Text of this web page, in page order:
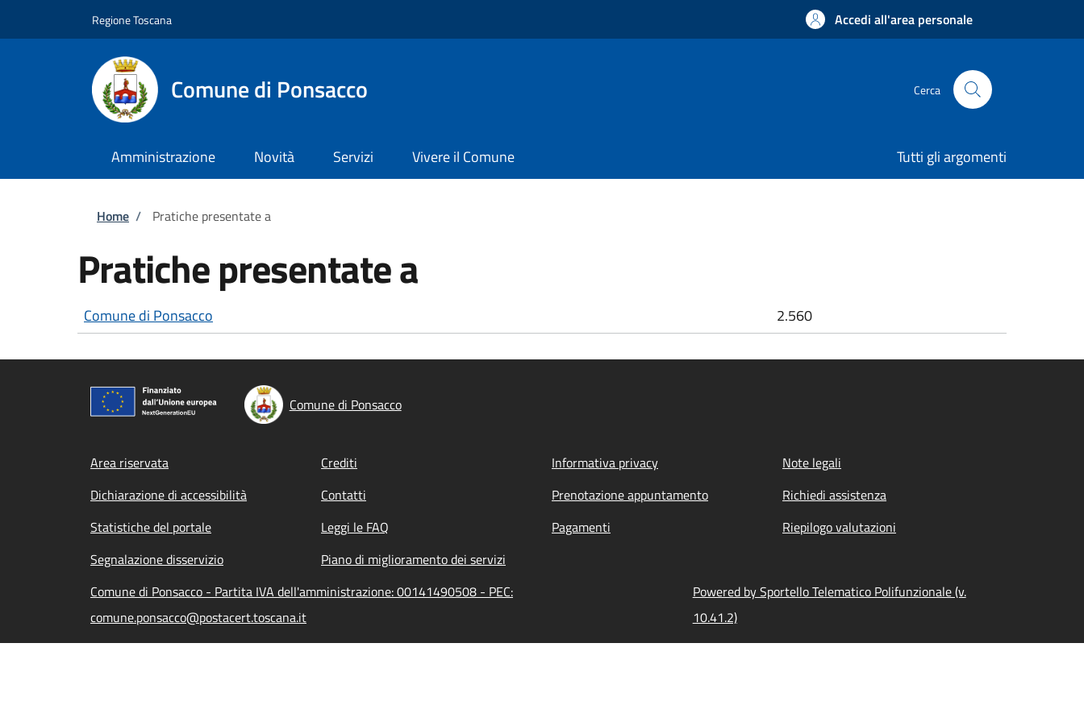
Regione Toscana Accedi all'area personale
Comune di Ponsacco Cerca
Amministrazione Novità Servizi Vivere il Comune Tutti gli argomenti
Briciole di pane
Home / Pratiche presentate a
Pratiche presentate a
Comune di Ponsacco 2.560
Comune di Ponsacco
Footer menu
Area riservata Crediti Informativa privacy
Note legali
Dichiarazione di accessibilità
Contatti Prenotazione appuntamento
Richiedi assistenza
Statistiche del portale
Leggi le FAQ Pagamenti
Riepilogo valutazioni
Segnalazione disservizio
Piano di miglioramento dei servizi
Comune di Ponsacco - Partita IVA dell'amministrazione: 00141490508 - PEC:
comune.ponsacco@postacert.toscana.it
Powered by Sportello Telematico Polifunzionale (v.
10.41.2)